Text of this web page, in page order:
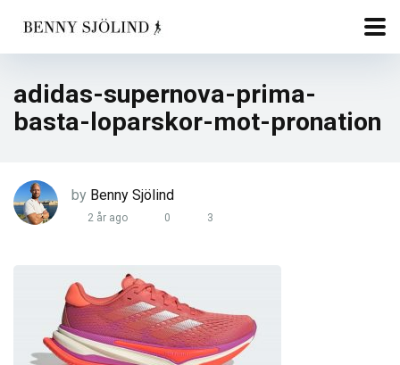
adidas-supernova-prima-
basta-loparskor-mot-pronation
by Benny Sjölind
2 år ago 0 3